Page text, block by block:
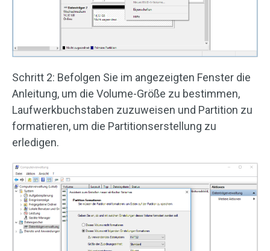
Schritt 2: Befolgen Sie im angezeigten Fenster die
Anleitung, um die Volume-Größe zu bestimmen,
Laufwerkbuchstaben zuzuweisen und Partition zu
formatieren, um die Partitionserstellung zu
erledigen.